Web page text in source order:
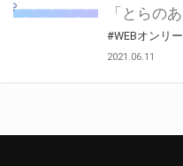
#WEBオンリー
2021.06.11